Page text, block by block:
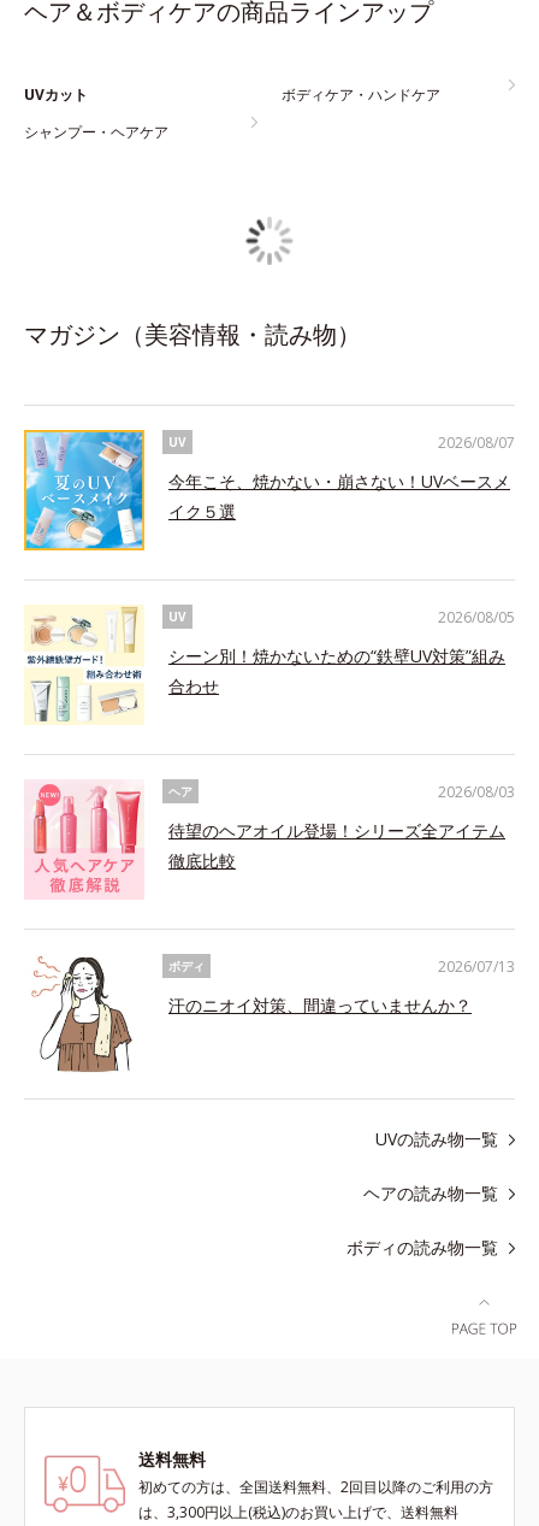
ヘア＆ボディケアの商品ラインアップ
UVカット
ボディケア・ハンドケア
シャンプー・ヘアケア
マガジン（美容情報・読み物）
UV
今年こそ、焼かない・崩さない！UVベースメ
イク５選
2026/08/07
UV
シーン別！焼かないための“鉄壁UV対策”組み
合わせ
2026/08/05
ヘア
待望のヘアオイル登場！シリーズ全アイテム
徹底比較
2026/08/03
ボディ
汗のニオイ対策、間違っていませんか？
2026/07/13
UVの読み物一覧
ヘアの読み物一覧
ボディの読み物一覧
送料無料
初めての方は、全国送料無料、2回目以降のご利用の方
は、3,300円以上(税込)のお買い上げで、送料無料